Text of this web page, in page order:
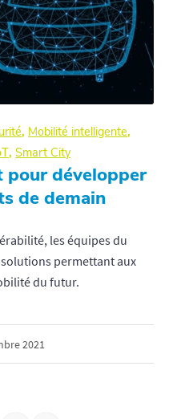
, Mobilité intelligente,
, Smart City
pour développer
de demain
les équipes du
permettant aux
du futur.
2021